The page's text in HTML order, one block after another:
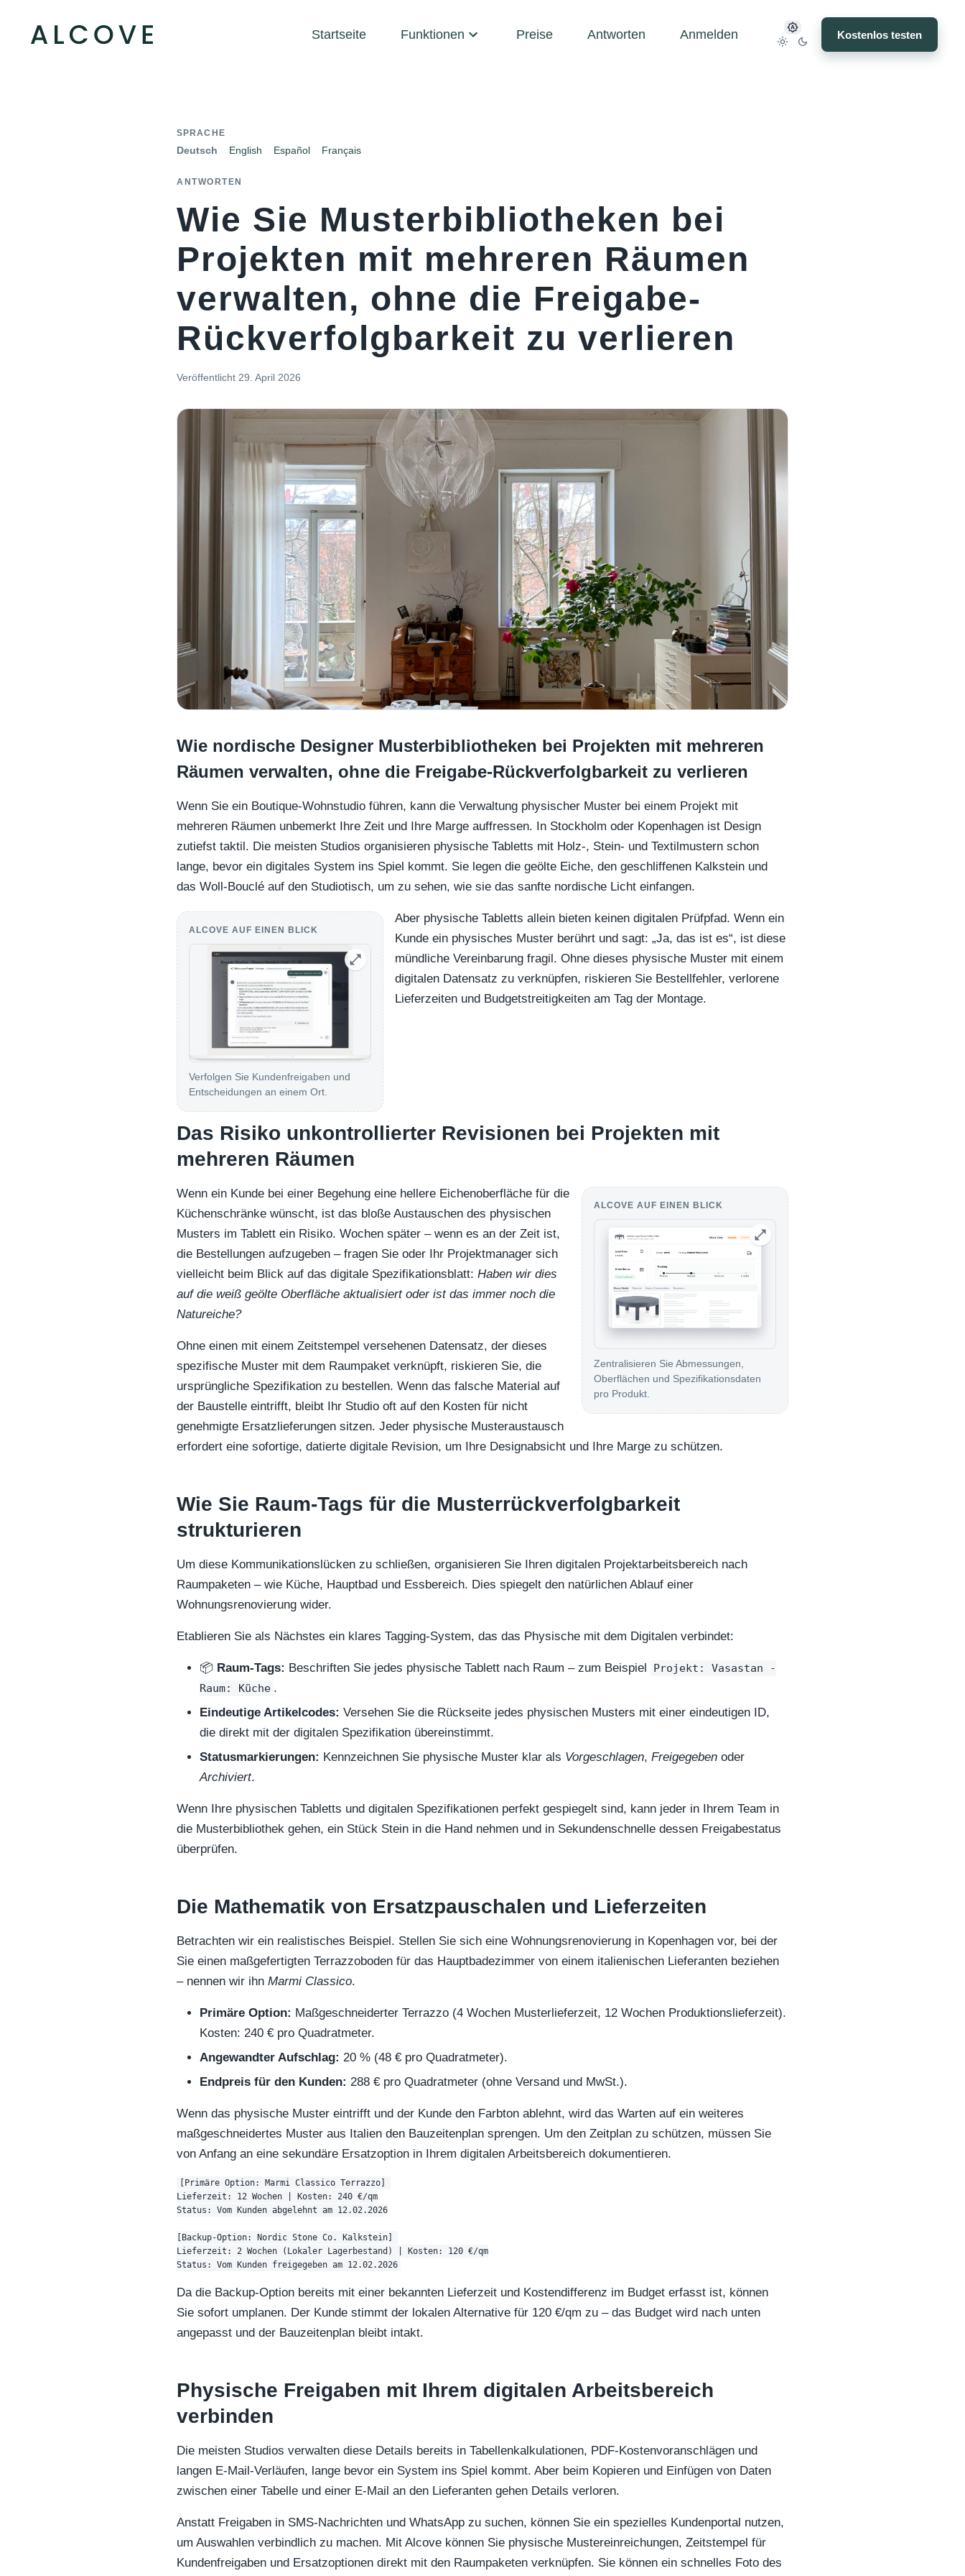
Startseite Funktionen Preise Antworten Anmelden Kostenlos testen
SPRACHE
Deutsch English Español Français
ANTWORTEN
Wie Sie Musterbibliotheken bei
Projekten mit mehreren Räumen
verwalten, ohne die Freigabe-
Rückverfolgbarkeit zu verlieren
Veröffentlicht 29. April 2026
Wie nordische Designer Musterbibliotheken bei Projekten mit mehreren
Räumen verwalten, ohne die Freigabe-Rückverfolgbarkeit zu verlieren
Wenn Sie ein Boutique-Wohnstudio führen, kann die Verwaltung physischer Muster bei einem Projekt mit
mehreren Räumen unbemerkt Ihre Zeit und Ihre Marge auffressen. In Stockholm oder Kopenhagen ist Design
zutiefst taktil. Die meisten Studios organisieren physische Tabletts mit Holz-, Stein- und Textilmustern schon
lange, bevor ein digitales System ins Spiel kommt. Sie legen die geölte Eiche, den geschliffenen Kalkstein und
das Woll-Bouclé auf den Studiotisch, um zu sehen, wie sie das sanfte nordische Licht einfangen.
ALCOVE AUF EINEN BLICK
Verfolgen Sie Kundenfreigaben und
Entscheidungen an einem Ort.
Aber physische Tabletts allein bieten keinen digitalen Prüfpfad. Wenn ein
Kunde ein physisches Muster berührt und sagt: „Ja, das ist es“, ist diese
mündliche Vereinbarung fragil. Ohne dieses physische Muster mit einem
digitalen Datensatz zu verknüpfen, riskieren Sie Bestellfehler, verlorene
Lieferzeiten und Budgetstreitigkeiten am Tag der Montage.
Das Risiko unkontrollierter Revisionen bei Projekten mit
mehreren Räumen
ALCOVE AUF EINEN BLICK
Zentralisieren Sie Abmessungen,
Oberflächen und Spezifikationsdaten
pro Produkt.
Wenn ein Kunde bei einer Begehung eine hellere Eichenoberfläche für die
Küchenschränke wünscht, ist das bloße Austauschen des physischen
Musters im Tablett ein Risiko. Wochen später – wenn es an der Zeit ist,
die Bestellungen aufzugeben – fragen Sie oder Ihr Projektmanager sich
vielleicht beim Blick auf das digitale Spezifikationsblatt: Haben wir dies
auf die weiß geölte Oberfläche aktualisiert oder ist das immer noch die
Natureiche?
Ohne einen mit einem Zeitstempel versehenen Datensatz, der dieses
spezifische Muster mit dem Raumpaket verknüpft, riskieren Sie, die
ursprüngliche Spezifikation zu bestellen. Wenn das falsche Material auf
der Baustelle eintrifft, bleibt Ihr Studio oft auf den Kosten für nicht
genehmigte Ersatzlieferungen sitzen. Jeder physische Musteraustausch
erfordert eine sofortige, datierte digitale Revision, um Ihre Designabsicht und Ihre Marge zu schützen.
Wie Sie Raum-Tags für die Musterrückverfolgbarkeit
strukturieren
Um diese Kommunikationslücken zu schließen, organisieren Sie Ihren digitalen Projektarbeitsbereich nach
Raumpaketen – wie Küche, Hauptbad und Essbereich. Dies spiegelt den natürlichen Ablauf einer
Wohnungsrenovierung wider.
Etablieren Sie als Nächstes ein klares Tagging-System, das das Physische mit dem Digitalen verbindet:
📦 Raum-Tags: Beschriften Sie jedes physische Tablett nach Raum – zum Beispiel
Projekt: Vasastan -
Raum: Küche .
Eindeutige Artikelcodes: Versehen Sie die Rückseite jedes physischen Musters mit einer eindeutigen ID,
die direkt mit der digitalen Spezifikation übereinstimmt.
Statusmarkierungen: Kennzeichnen Sie physische Muster klar als Vorgeschlagen, Freigegeben oder
Archiviert.
Wenn Ihre physischen Tabletts und digitalen Spezifikationen perfekt gespiegelt sind, kann jeder in Ihrem Team in
die Musterbibliothek gehen, ein Stück Stein in die Hand nehmen und in Sekundenschnelle dessen Freigabestatus
überprüfen.
Die Mathematik von Ersatzpauschalen und Lieferzeiten
Betrachten wir ein realistisches Beispiel. Stellen Sie sich eine Wohnungsrenovierung in Kopenhagen vor, bei der
Sie einen maßgefertigten Terrazzoboden für das Hauptbadezimmer von einem italienischen Lieferanten beziehen
– nennen wir ihn Marmi Classico.
Primäre Option: Maßgeschneiderter Terrazzo (4 Wochen Musterlieferzeit, 12 Wochen Produktionslieferzeit).
Kosten: 240 € pro Quadratmeter.
Angewandter Aufschlag: 20 % (48 € pro Quadratmeter).
Endpreis für den Kunden: 288 € pro Quadratmeter (ohne Versand und MwSt.).
Wenn das physische Muster eintrifft und der Kunde den Farbton ablehnt, wird das Warten auf ein weiteres
maßgeschneidertes Muster aus Italien den Bauzeitenplan sprengen. Um den Zeitplan zu schützen, müssen Sie
von Anfang an eine sekundäre Ersatzoption in Ihrem digitalen Arbeitsbereich dokumentieren.
[Primäre Option: Marmi Classico Terrazzo]
Lieferzeit: 12 Wochen | Kosten: 240 €/qm
Status: Vom Kunden abgelehnt am 12.02.2026
[Backup-Option: Nordic Stone Co. Kalkstein]
Lieferzeit: 2 Wochen (Lokaler Lagerbestand) | Kosten: 120 €/qm
Da die Backup-Option bereits mit einer bekannten Lieferzeit und Kostendifferenz im Budget erfasst ist, können
Sie sofort umplanen. Der Kunde stimmt der lokalen Alternative für 120 €/qm zu – das Budget wird nach unten
angepasst und der Bauzeitenplan bleibt intakt.
Physische Freigaben mit Ihrem digitalen Arbeitsbereich
verbinden
Die meisten Studios verwalten diese Details bereits in Tabellenkalkulationen, PDF-Kostenvoranschlägen und
langen E-Mail-Verläufen, lange bevor ein System ins Spiel kommt. Aber beim Kopieren und Einfügen von Daten
zwischen einer Tabelle und einer E-Mail an den Lieferanten gehen Details verloren.
Anstatt Freigaben in SMS-Nachrichten und WhatsApp zu suchen, können Sie ein spezielles Kundenportal nutzen,
um Auswahlen verbindlich zu machen. Mit Alcove können Sie physische Mustereinreichungen, Zeitstempel für
Kundenfreigaben und Ersatzoptionen direkt mit den Raumpaketen verknüpfen. Sie können ein schnelles Foto des